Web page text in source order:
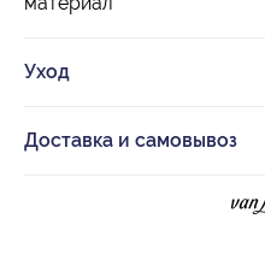
Уход
Доставка и самовывоз